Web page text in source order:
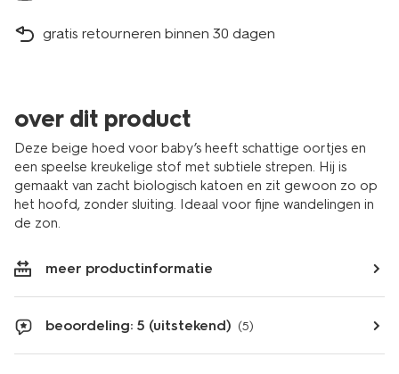
gratis retourneren binnen 30 dagen
over dit product
Deze beige hoed voor baby’s heeft schattige oortjes en
een speelse kreukelige stof met subtiele strepen. Hij is
gemaakt van zacht biologisch katoen en zit gewoon zo op
het hoofd, zonder sluiting. Ideaal voor fijne wandelingen in
de zon.
meer productinformatie
beoordeling: 5 (uitstekend) (5)